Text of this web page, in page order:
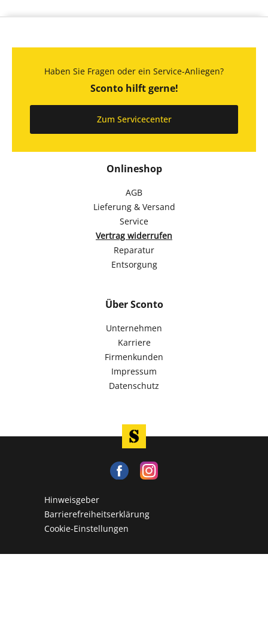
Onlineshop
AGB
Lieferung & Versand
Service
Vertrag widerrufen
Reparatur
Entsorgung
Über Sconto
Unternehmen
Karriere
Firmenkunden
Impressum
Datenschutz
Haben Sie Fragen oder ein Service-Anliegen?
Sconto hilft gerne!
Zum Servicecenter
Hinweisgeber
Barrierefreiheitserklärung
Cookie-Einstellungen